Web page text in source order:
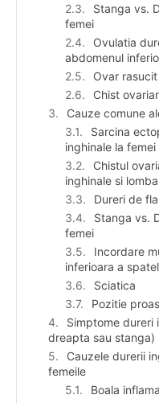
Stanga vs.
femei
Ovulatia
abdomenul
Ovar
Chist
Cauze comune
Sarcina
inghinale la
Chistul
inghinale si
Dureri de
Stanga vs.
femei
Incordare
inferioara a
Sciatica
Pozitie
Simptome dureri
dreapta sau stanga)
Cauzele durerii
femeile
Boala